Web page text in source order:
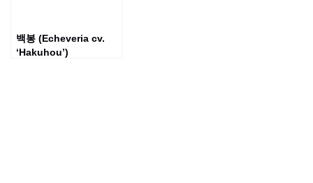
백봉 (Echeveria cv.
‘Hakuhou’)